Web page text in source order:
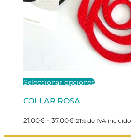
Seleccionar opcionesEste
múltiples
COLLAR ROSA
21,00€ - 37,00€Rango
de
21% de IVA incluido